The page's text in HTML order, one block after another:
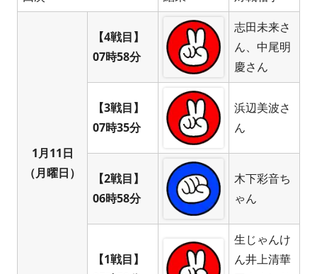
1月11日
（月曜日）
【4戦目】
07時58分
志田未来さ
ん、中尾明
慶さん
【3戦目】
07時35分
浜辺美波さ
ん
【2戦目】
06時58分
木下彩音ち
ゃん
【1戦目】
生じゃんけ
ん井上清華